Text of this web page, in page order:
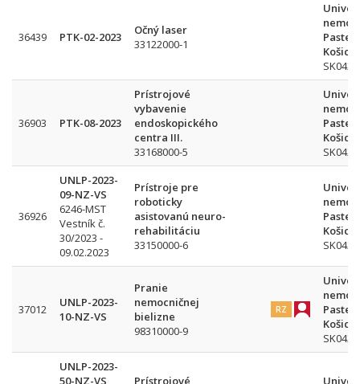
36439 PTK-02-2023
Očný laser
33122000-1
Košice
SK042
36903 PTK-08-2023
Prístrojové
vybavenie
endoskopického
centra III.
33168000-5
Košice
SK042
36926
UNLP-2023-
09-NZ-VS
6246-MST
Vestník č.
30/2023 -
09.02.2023
Prístroje pre
roboticky
asistovanú neuro-
rehabilitáciu
33150000-6
Košice
SK042
37012
UNLP-2023-
10-NZ-VS
Pranie
nemocničnej
bielizne
98310000-9
RZ
Košice
SK042
UNLP-2023-
50-NZ-VS
Prístrojové